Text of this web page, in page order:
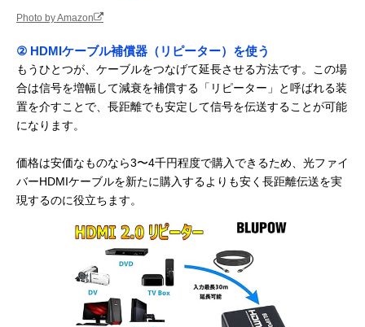
Photo by Amazon
② HDMIケーブル補償器（リピーター）を使う
もうひとつが、ケーブルをつなげて延長させる方法です。この場
合は信号を増幅して減衰を補償する「リピーター」と呼ばれる装
置を介すことで、長距離でも安定して信号を伝送することが可能
になります。
価格は安価なものなら3〜4千円程度で購入できるため、光ファイ
バーHDMIケーブルを新たに購入するよりも安く長距離伝送を実
現するのに役立ちます。